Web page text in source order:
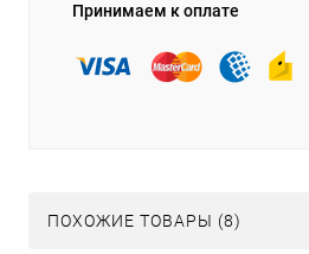
Принимаем к оплате
ПОХОЖИЕ ТОВАРЫ (8)